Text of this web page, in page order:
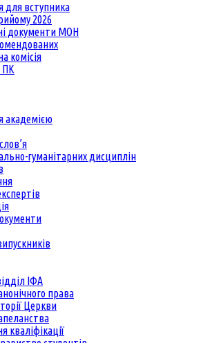
для вступника
2026
документи МОН
комісія
ПК
академією
гуманітарних дисциплін
ІФА
права
Церкви
кваліфікації